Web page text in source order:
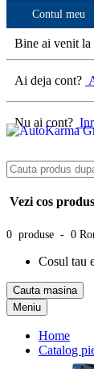
Contul meu
Bine ai venit la
Ai deja cont?
Nu ai cont?
Vezi cos
0 produse - 0
Cosul tau
Cauta masina
Meniu
Home
Catalog